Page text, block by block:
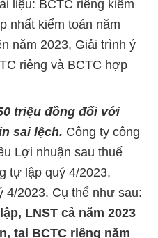
liệu: BCTC riêng kiểm
nhất kiểm toán năm
năm 2023, Giải trình ý
riêng và BCTC hợp
triệu đồng đối với
sai lệch. Công ty công
Lợi nhuận sau thuế
tự lập quý 4/2023,
4/2023. Cụ thể như sau:
LNST cả năm 2023
tại BCTC riêng năm